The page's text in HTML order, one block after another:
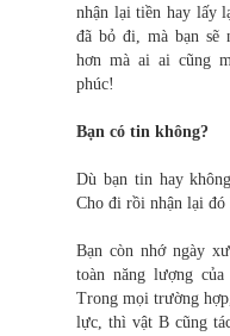
nhận lại tiền hay lấy
đã bỏ đi, mà bạn sẽ
hơn mà ai ai cũng
phúc!
Bạn có tin không?
Dù bạn tin hay
Cho đi rồi nhận lại đó
Bạn còn nhớ ngày
toàn năng lượng
Trong mọi trường
lực, thì vật B cũng